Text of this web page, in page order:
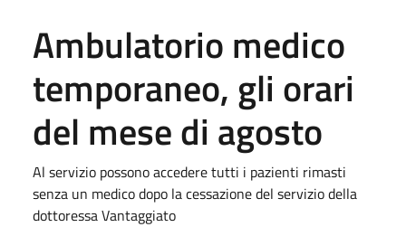
Ambulatorio medico
temporaneo, gli orari
del mese di agosto
Al servizio possono accedere tutti i pazienti rimasti
senza un medico dopo la cessazione del servizio della
dottoressa Vantaggiato